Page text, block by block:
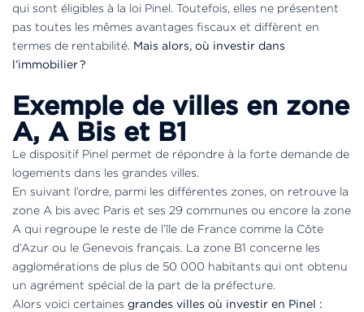
qui sont éligibles à la loi Pinel. Toutefois, elles ne présentent
pas toutes les mêmes avantages fiscaux et diffèrent en
termes de rentabilité. Mais alors, où investir dans
l’immobilier ?
Exemple de villes en zone
A, A Bis et B1
Le dispositif Pinel permet de répondre à la forte demande de
logements dans les grandes villes.
En suivant l’ordre, parmi les différentes zones, on retrouve la
zone A bis avec Paris et ses 29 communes ou encore la zone
A qui regroupe le reste de l’île de France comme la Côte
d’Azur ou le Genevois français. La zone B1 concerne les
agglomérations de plus de 50 000 habitants qui ont obtenu
un agrément spécial de la part de la préfecture.
Alors voici certaines grandes villes où investir en Pinel :